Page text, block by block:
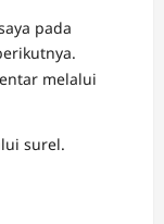
pada
melalui
surel.